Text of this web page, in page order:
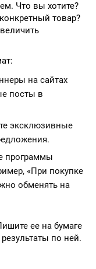
Что вы хотите?
товар?
на сайтах
посты в
эксклюзивные
программы
«При покупке
обменять на
ее на бумаге
по ней.